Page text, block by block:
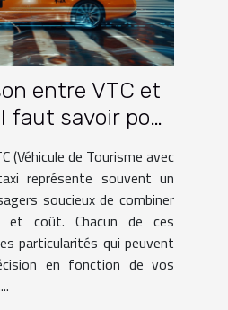
entre VTC et
faut savoir pour
bon choix
(Véhicule de Tourisme avec
représente souvent un
soucieux de combiner
et coût. Chacun de ces
particularités qui peuvent
en fonction de vos